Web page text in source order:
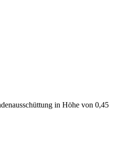
in Höhe von 0,45